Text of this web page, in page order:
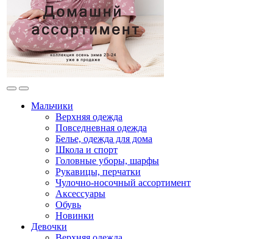
Мальчики
Верхняя одежда
Повседневная одежда
Белье, одежда для дома
Школа и спорт
Головные уборы, шарфы
Рукавицы, перчатки
Чулочно-носочный ассортимент
Аксессуары
Обувь
Новинки
Девочки